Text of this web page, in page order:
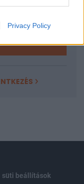
Privacy Policy
belüli
süti beállítások